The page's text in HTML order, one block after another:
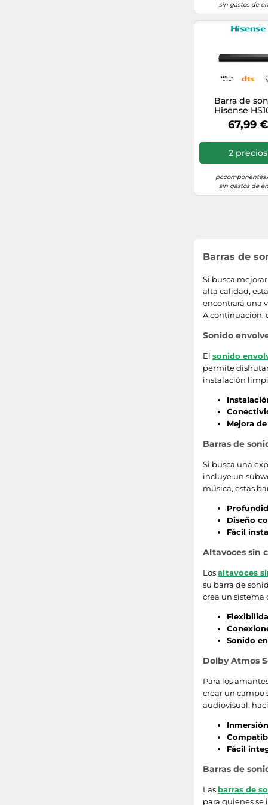
sin gastos de
Barra de
Hisense
Bluetooth
Audio DTS
67,99 €
2 precios
sin gastos de
Barras de
Si busca
alta calidad,
encontrará una
A continuación,
Sonido
El sonido
permite
instalación
Mejora
Barras de
Si busca una
incluye un
música, estas
Diseño
Fácil
Altavoces sin
Losaltavoces
su barra de
crea un
Sonido
Dolby Atmos
Para los
crear un campo
audiovisual,
Fácil
Barras de
Las barras de
para quienes se